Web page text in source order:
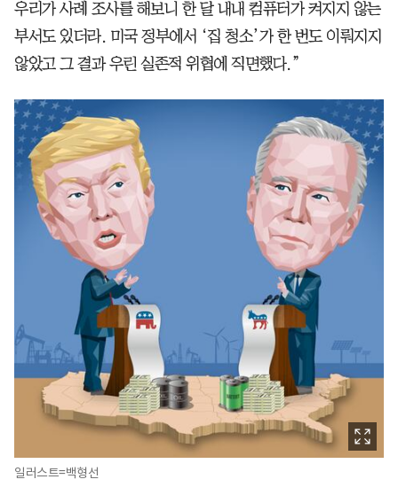
우리가 사례 조사를 해보니 한 달 내내 컴퓨터가 켜지지 않는
부서도 있더라. 미국 정부에서 ‘집 청소’가 한 번도 이뤄지지
않았고 그 결과 우린 실존적 위협에 직면했다.”
일러스트=백형선